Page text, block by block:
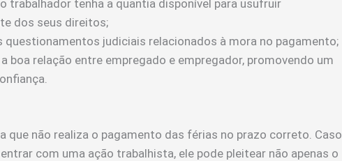
trabalhador tenha a quantia disponível para usufruir
dos seus direitos;
questionamentos judiciais relacionados à mora no pagamento;
boa relação entre empregado e empregador, promovendo um
que não realiza o pagamento das férias no prazo correto. Caso
com uma ação trabalhista, ele pode pleitear não apenas o